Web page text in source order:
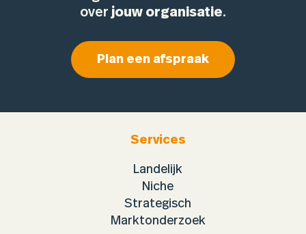
over jouw organisatie.
Plan een afspraak
Services
Landelijk
Niche
Strategisch
Marktonderzoek